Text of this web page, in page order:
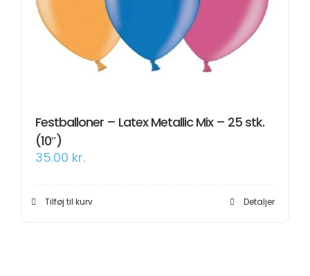
Festballoner – Latex Metallic Mix – 25 stk.
(10″)
35.00 kr.
Tilføj til kurv Detaljer